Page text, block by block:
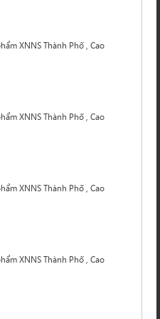
XNNS Thành Phố , Cao
XNNS Thành Phố , Cao
XNNS Thành Phố , Cao
XNNS Thành Phố , Cao